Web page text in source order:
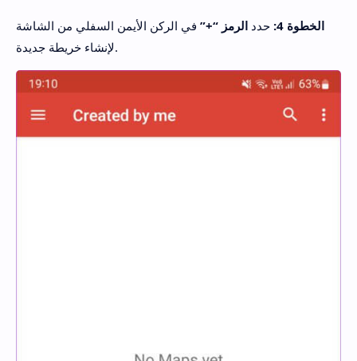
الخطوة 4: حدد الرمز “+” في الركن الأيمن السفلي من الشاشة
لإنشاء خريطة جديدة.